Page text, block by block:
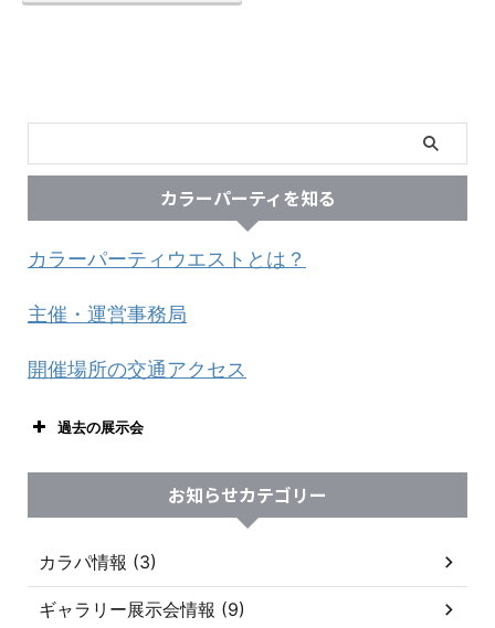
カラーパーティを知る
カラーパーティウエストとは？
主催・運営事務局
開催場所の交通アクセス
過去の展示会
お知らせカテゴリー
カラパ情報 (3)
ギャラリー展示会情報 (9)